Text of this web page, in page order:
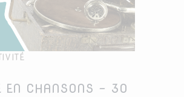
EN CHANSONS – 30